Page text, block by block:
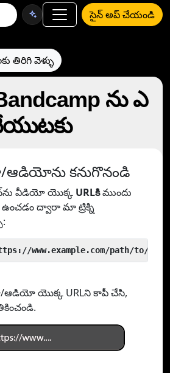
సైన్ అప్ చేయండి
తిరిగి వెళ్ళు
ను ఎ
కనుగొనండి
వీడియో యొక్క URLకిముందు
ద్వారా మా ట్రిక్ని
www.example.com/path/to/
యొక్క URLని కాపీ చేసి,